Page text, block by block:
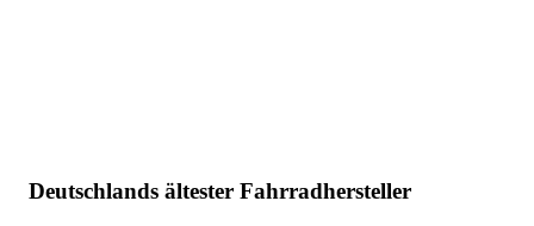
Deutschlands ältester Fahrradhersteller